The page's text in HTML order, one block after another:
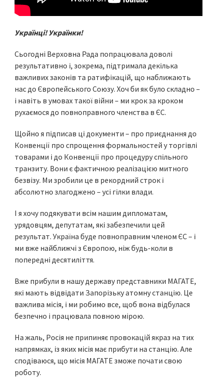
Українці! Українки!
Сьогодні Верховна Рада попрацювала доволі
результативно і, зокрема, підтримала декілька
важливих законів та ратифікацій, що наближають
нас до Європейського Союзу. Хоч би як було складно –
і навіть в умовах такої війни – ми крок за кроком
рухаємося до повноправного членства в ЄС.
Щойно я підписав ці документи – про приєднання до
Конвенції про спрощення формальностей у торгівлі
товарами і до Конвенції про процедуру спільного
транзиту. Вони є фактичною реалізацією митного
безвізу. Ми зробили це в рекордний строк і
абсолютно злагоджено – усі гілки влади.
І я хочу подякувати всім нашим дипломатам,
урядовцям, депутатам, які забезпечили цей
результат. Україна буде повноправним членом ЄС – і
ми вже найближчі з Європою, ніж будь-коли в
попередні десятиліття.
Вже прибули в нашу державу представники МАГАТЕ,
які мають відвідати Запорізьку атомну станцію. Це
важлива місія, і ми робимо все, щоб вона відбулася
безпечно і працювала повною мірою.
На жаль, Росія не припиняє провокацій якраз на тих
напрямках, із яких місія має прибути на станцію. Але
сподіваюся, що місія МАГАТЕ зможе почати свою
роботу.